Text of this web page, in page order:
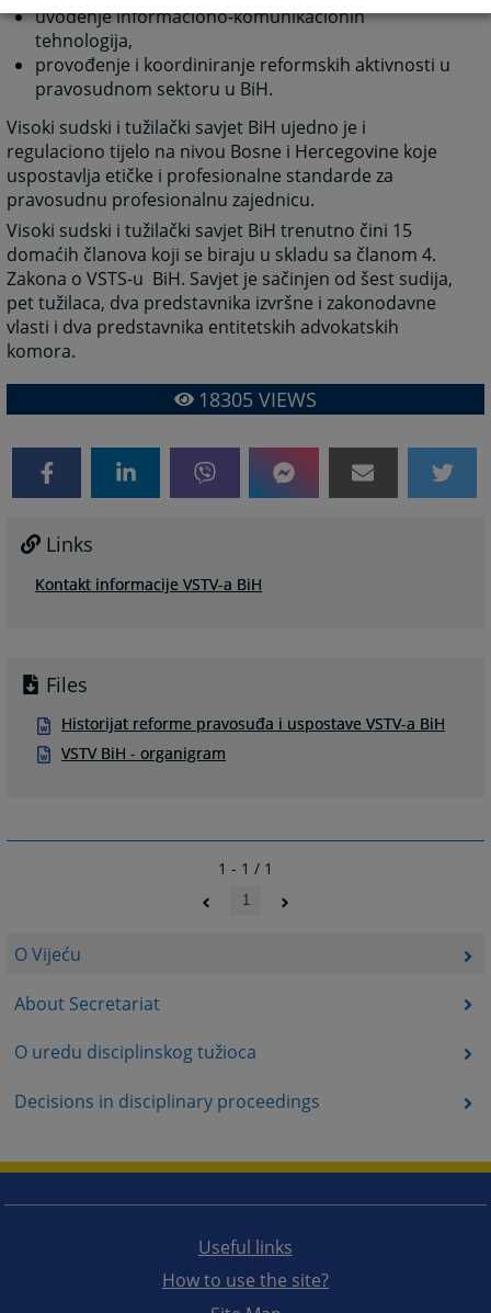
O Vijeću
About Secretariat
O uredu disciplinskog tužioca
Decisions in disciplinary proceedings
uvođenje informaciono-komunikacionih
tehnologija,
provođenje i koordiniranje reformskih aktivnosti u
pravosudnom sektoru u BiH.
Visoki sudski i tužilački savjet BiH ujedno je i
regulaciono tijelo na nivou Bosne i Hercegovine koje
uspostavlja etičke i profesionalne standarde za
pravosudnu profesionalnu zajednicu.
Visoki sudski i tužilački savjet BiH trenutno čini 15
domaćih članova koji se biraju u skladu sa članom 4.
Zakona o VSTS-u BiH. Savjet je sačinjen od šest sudija,
pet tužilaca, dva predstavnika izvršne i zakonodavne
vlasti i dva predstavnika entitetskih advokatskih
komora.
18305 VIEWS
Links
Kontakt informacije VSTV-a BiH
Files
Historijat reforme pravosuđa i uspostave VSTV-a BiH
VSTV BiH - organigram
1 - 1 / 1
1
Useful links
How to use the site?